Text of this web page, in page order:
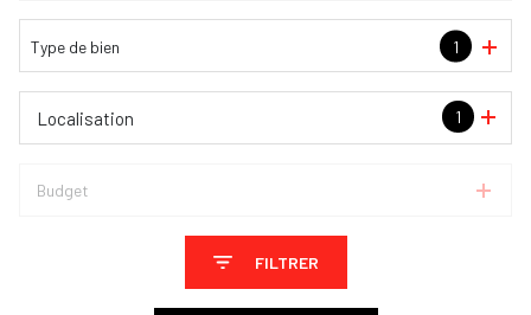
Type de bien 1
1
Localisation
Budget
FILTRER